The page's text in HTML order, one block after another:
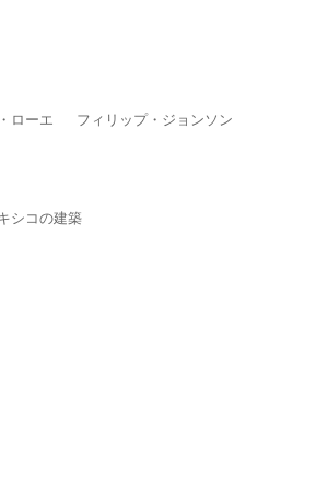
ローエ フィリップ・ジョンソン
シコの建築